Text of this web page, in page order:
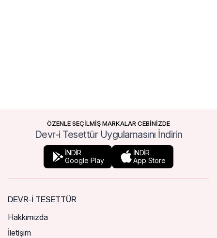
ÖZENLE SEÇİLMİŞ MARKALAR CEBİNİZDE
Devr-i Tesettür Uygulamasını İndirin
İNDİR
Google Play
İNDİR
App Store
DEVR-I TESETTÜR
Hakkımızda
İletişim